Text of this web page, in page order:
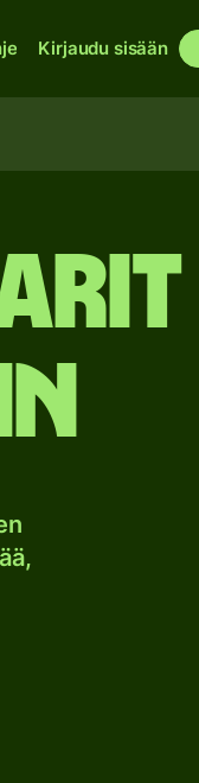
Kirjaudu sisään